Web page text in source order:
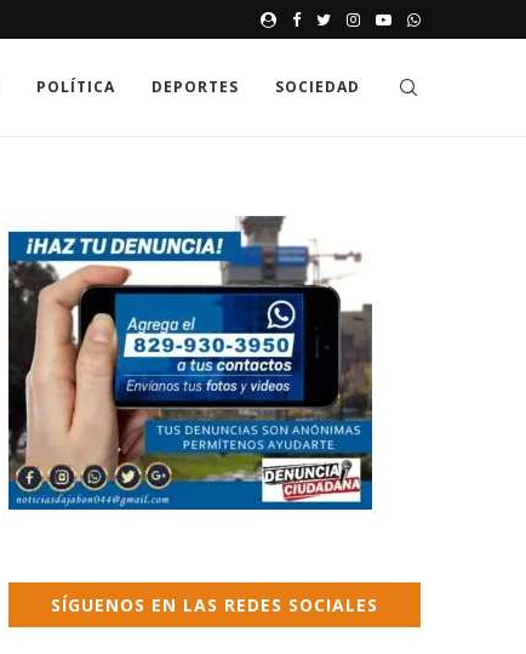
JAK GDZIE MOŻNA
POLÍTICA DEPORTES SOCIEDAD
SÍGUENOS EN LAS REDES SOCIALES